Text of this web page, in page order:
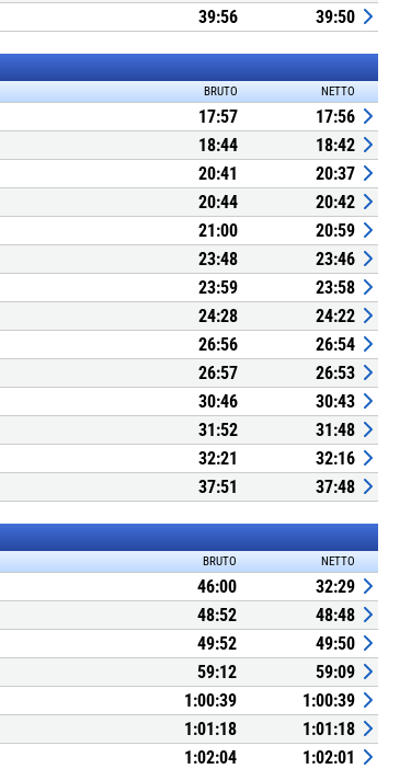
39:56 39:50
BRUTO NETTO
17:57
17:56
18:44
18:42
20:41
20:37
20:44
20:42
21:00
20:59
23:48
23:46
23:59
23:58
24:28
24:22
26:56
26:54
26:57
26:53
30:46
30:43
31:52
31:48
32:21
32:16
37:51 37:48
BRUTO NETTO
46:00
32:29
48:52
48:48
49:52
49:50
59:12
59:09
1:00:39
1:00:39
1:01:18
1:01:18
1:02:04
1:02:01